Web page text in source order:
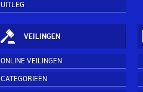
UITLEG
VEILINGEN
ONLINE VEILINGEN
CATEGORIEËN